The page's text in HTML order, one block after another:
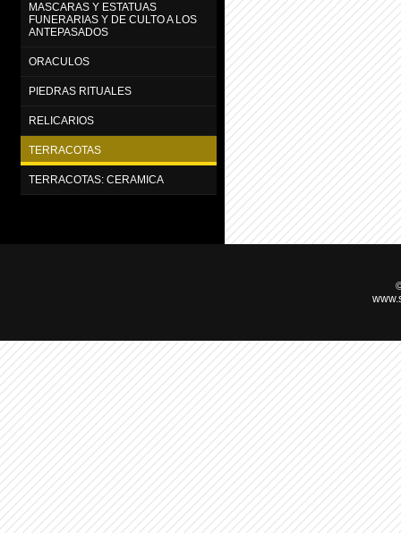
MASCARAS Y ESTATUAS
FUNERARIAS Y DE CULTO A LOS
ANTEPASADOS
ORACULOS
PIEDRAS RITUALES
RELICARIOS
TERRACOTAS
TERRACOTAS: CERAMICA